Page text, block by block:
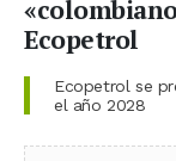
Ecopetrol
Ecopetrol se
el año 2028